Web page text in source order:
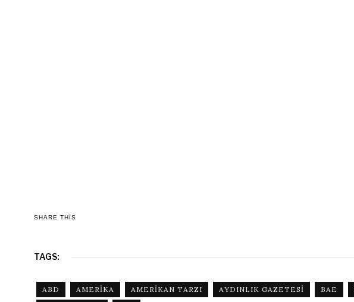
SHARE THIS
TAGS:
ABD AMERIKA AMERIKAN TARZI AYDINLIK GAZETESI BAE